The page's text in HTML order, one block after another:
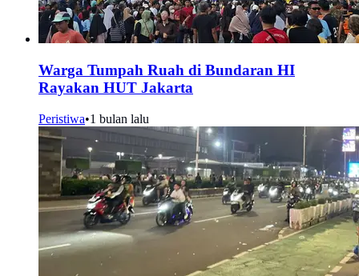
Warga Tumpah Ruah di Bundaran HI
Rayakan HUT Jakarta
Peristiwa•1 bulan lalu